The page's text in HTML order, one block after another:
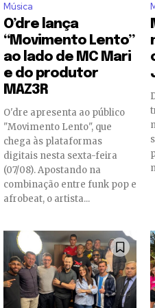
Música
O’dre lança
“Movimento Lento”
ao lado de MC Mari
e do produtor
MAZ3R
O'dre apresenta ao público
"Movimento Lento", que
chega às plataformas
digitais nesta sexta-feira
(07/08). Apostando na
combinação entre funk pop e
afrobeat, o artista...